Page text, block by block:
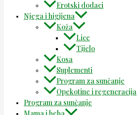
Erotski dodaci
Njega i higijena
Koža
Lice
Tijelo
Kosa
Suplementi
Program za sunčanje
Opekotine i regeneracija
Program za sunčanje